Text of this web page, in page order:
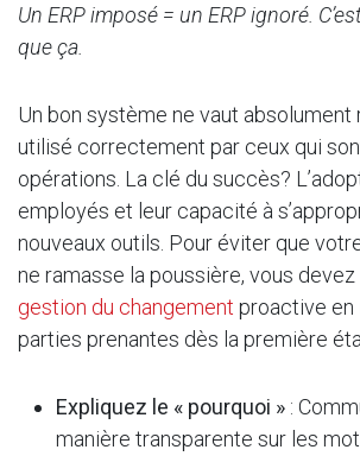
Un ERP imposé = un ERP ignoré.
que ça.
Un bon système ne vaut absolument
utilisé correctement par ceux qui
opérations. La clé du succès?
employés et leur capacité à
nouveaux outils. Pour éviter que
ne ramasse la poussière, vous
gestion du changement proactive en
parties prenantes dès la première
Expliquez le « pourquoi » :
manière transparente sur les